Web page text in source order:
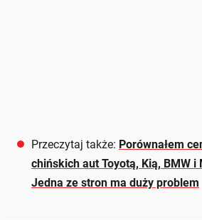
Przeczytaj także: Porównałem
chińskich aut Toyotą, Kią, BMW i
Jedna ze stron ma duży problem